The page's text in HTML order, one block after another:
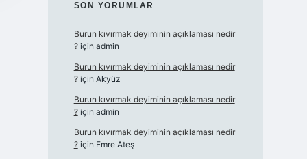
SON YORUMLAR
Burun kıvırmak deyiminin açıklaması nedir
?için admin
Burun kıvırmak deyiminin açıklaması nedir
?için Akyüz
Burun kıvırmak deyiminin açıklaması nedir
?için admin
Burun kıvırmak deyiminin açıklaması nedir
?için Emre Ateş